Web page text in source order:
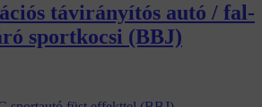
távirányítós autó / fal-
sportkocsi (BBJ)